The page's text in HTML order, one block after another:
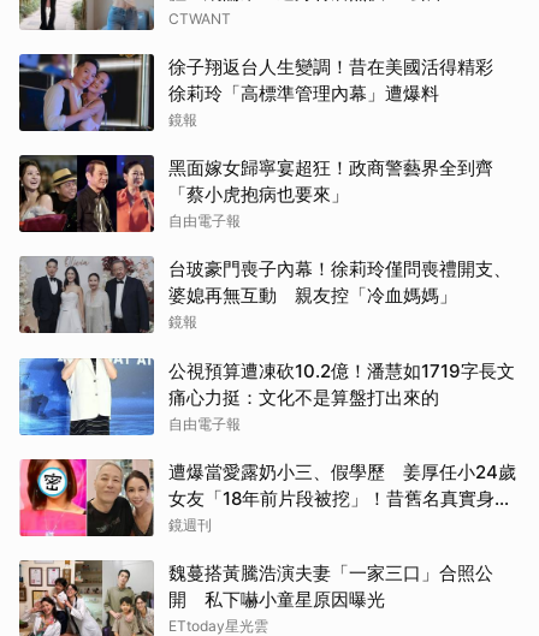
CTWANT
徐子翔返台人生變調！昔在美國活得精彩
徐莉玲「高標準管理內幕」遭爆料
鏡報
黑面嫁女歸寧宴超狂！政商警藝界全到齊
「蔡小虎抱病也要來」
自由電子報
台玻豪門喪子內幕！徐莉玲僅問喪禮開支、
婆媳再無互動 親友控「冷血媽媽」
鏡報
公視預算遭凍砍10.2億！潘慧如1719字長文
痛心力挺：文化不是算盤打出來的
自由電子報
遭爆當愛露奶小三、假學歷 姜厚任小24歲
女友「18年前片段被挖」！昔舊名真實身分
曝光
鏡週刊
魏蔓搭黃騰浩演夫妻「一家三口」合照公
開 私下嚇小童星原因曝光
ETtoday星光雲